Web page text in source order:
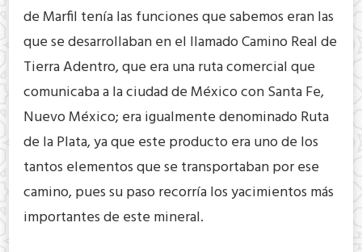
de Marfil tenía las funciones que sabemos eran las
que se desarrollaban en el llamado Camino Real de
Tierra Adentro, que era una ruta comercial que
comunicaba a la ciudad de México con Santa Fe,
Nuevo México; era igualmente denominado Ruta
de la Plata, ya que este producto era uno de los
tantos elementos que se transportaban por ese
camino, pues su paso recorría los yacimientos más
importantes de este mineral.